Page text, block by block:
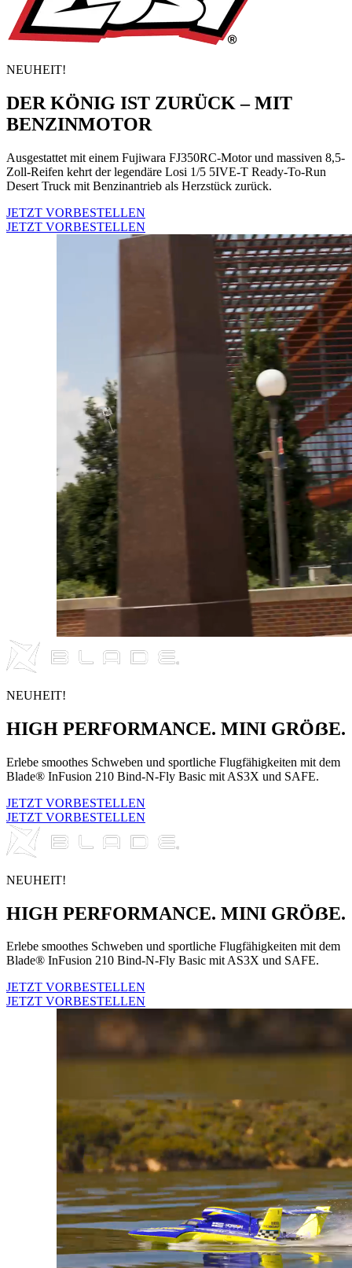
NEUHEIT!
DER KÖNIG IST ZURÜCK – MIT
BENZINMOTOR
Ausgestattet mit einem Fujiwara FJ350RC-Motor und massiven 8,5-
Zoll-Reifen kehrt der legendäre Losi 1/5 5IVE-T Ready-To-Run
Desert Truck mit Benzinantrieb als Herzstück zurück.
JETZT VORBESTELLEN
JETZT VORBESTELLEN
NEUHEIT!
HIGH PERFORMANCE. MINI GRÖẞE.
Erlebe smoothes Schweben und sportliche Flugfähigkeiten mit dem
Blade® InFusion 210 Bind-N-Fly Basic mit AS3X und SAFE.
JETZT VORBESTELLEN
JETZT VORBESTELLEN
NEUHEIT!
HIGH PERFORMANCE. MINI GRÖẞE.
Erlebe smoothes Schweben und sportliche Flugfähigkeiten mit dem
Blade® InFusion 210 Bind-N-Fly Basic mit AS3X und SAFE.
JETZT VORBESTELLEN
JETZT VORBESTELLEN